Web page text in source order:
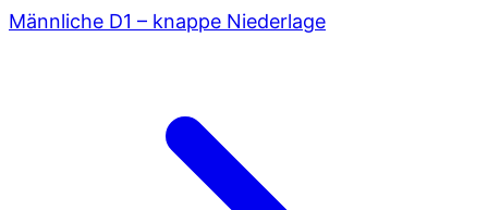
Männliche D1 – knappe Niederlage